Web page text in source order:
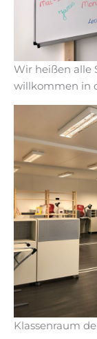
Wir heißen alle
willkommen in
Klassenraum